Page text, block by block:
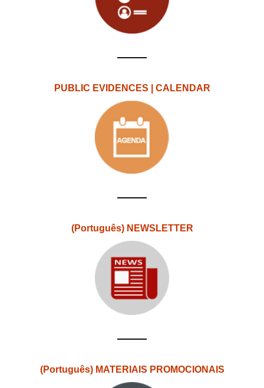
PUBLIC EVIDENCES | CALENDAR
(Português) NEWSLETTER
(Português) MATERIAIS PROMOCIONAIS